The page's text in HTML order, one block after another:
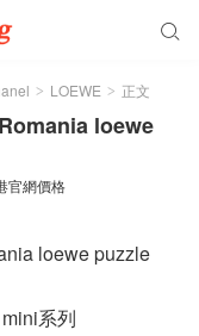

> LOEWE > 正文
loewe
官網價格
loewe puzzle
系列